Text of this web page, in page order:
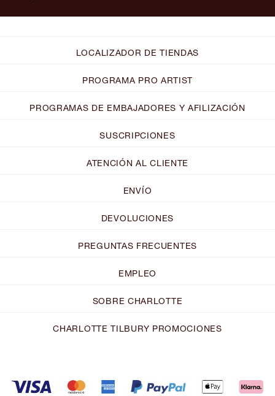
LOCALIZADOR DE TIENDAS
PROGRAMA PRO ARTIST
PROGRAMAS DE EMBAJADORES Y AFILIZACIÓN
SUSCRIPCIONES
ATENCIÓN AL CLIENTE
ENVÍO
DEVOLUCIONES
PREGUNTAS FRECUENTES
EMPLEO
SOBRE CHARLOTTE
CHARLOTTE TILBURY PROMOCIONES